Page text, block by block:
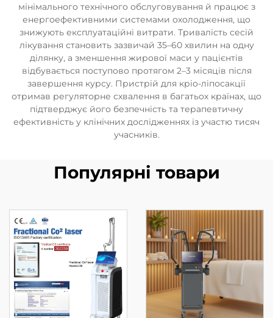
мінімального технічного обслуговування й працює з
енергоефективними системами охолодження, що
знижують експлуатаційні витрати. Тривалість сесій
лікування становить зазвичай 35–60 хвилин на одну
ділянку, а зменшення жирової маси у пацієнтів
відбувається поступово протягом 2–3 місяців після
завершення курсу. Пристрій для кріо-ліпосакції
отримав регуляторне схвалення в багатьох країнах, що
підтверджує його безпечність та терапевтичну
ефективність у клінічних дослідженнях із участю тисяч
учасників.
Популярні товари